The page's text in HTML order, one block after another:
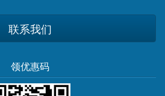
联系我们
领优惠码